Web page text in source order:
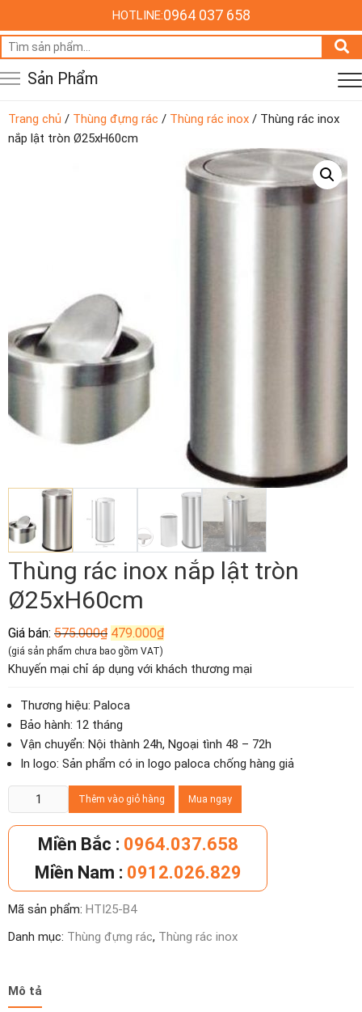
HOTLINE:0964 037 658
Tìm
kiếm:
Sản Phẩm
Trang chủ / Thùng đựng rác / Thùng rác inox / Thùng rác inox
nắp lật tròn Ø25xH60cm
Thùng rác inox nắp lật tròn
Ø25xH60cm
Giá bán: 575.000₫ Giá
gốc
là:
575.000₫.
479.000₫Giá
hiện
là:
(giá sản phẩm chưa bao gồm VAT)
Khuyến mại chỉ áp dụng với khách thương mại
Thương hiệu: Paloca
Bảo hành: 12 tháng
Vận chuyển: Nội thành 24h, Ngoại tình 48 – 72h
In logo: Sản phẩm có in logo paloca chống hàng giả
Thùng
rác
inox
tròn
Ø25xH60cm
số
Thêm vào giỏ hàng Mua ngay
Miền Bắc : 0964.037.658
Miền Nam : 0912.026.829
Mã sản phẩm: HTI25-B4
Danh mục: Thùng đựng rác, Thùng rác inox
Mô tả